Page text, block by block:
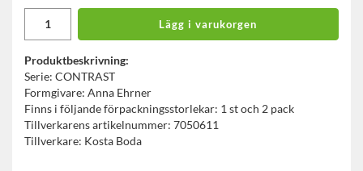
Lägg i varukorgen
Produktbeskrivning:
Serie: CONTRAST
Formgivare: Anna Ehrner
Finns i följande förpackningsstorlekar: 1 st och 2 pack
Tillverkarens artikelnummer: 7050611
Tillverkare: Kosta Boda